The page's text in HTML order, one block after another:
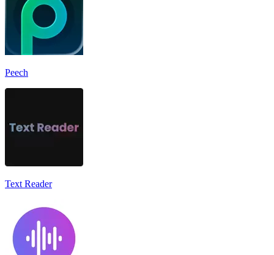
Peech
Text Reader